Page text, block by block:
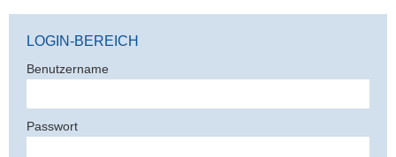
LOGIN-BEREICH
Benutzername
Passwort